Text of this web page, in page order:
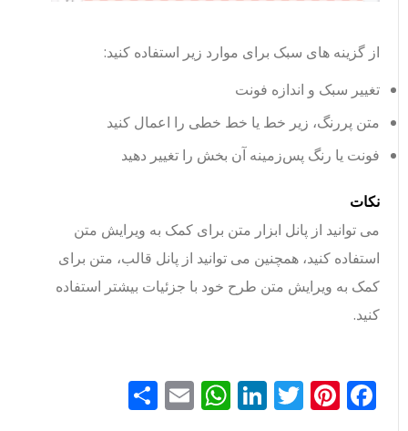
از گزینه های سبک برای موارد زیر استفاده کنید:
تغییر سبک و اندازه فونت
متن پررنگ، زیر خط یا خط خطی را اعمال کنید
فونت یا رنگ پس‌زمینه آن بخش را تغییر دهید
نکات
می توانید از پانل ابزار متن برای کمک به ویرایش متن
استفاده کنید، همچنین می توانید از پانل قالب، متن برای
کمک به ویرایش متن طرح خود با جزئیات بیشتر استفاده
کنید.
Facebook
Pinterest
Twitter
LinkedIn
WhatsApp
Emailاشتراک